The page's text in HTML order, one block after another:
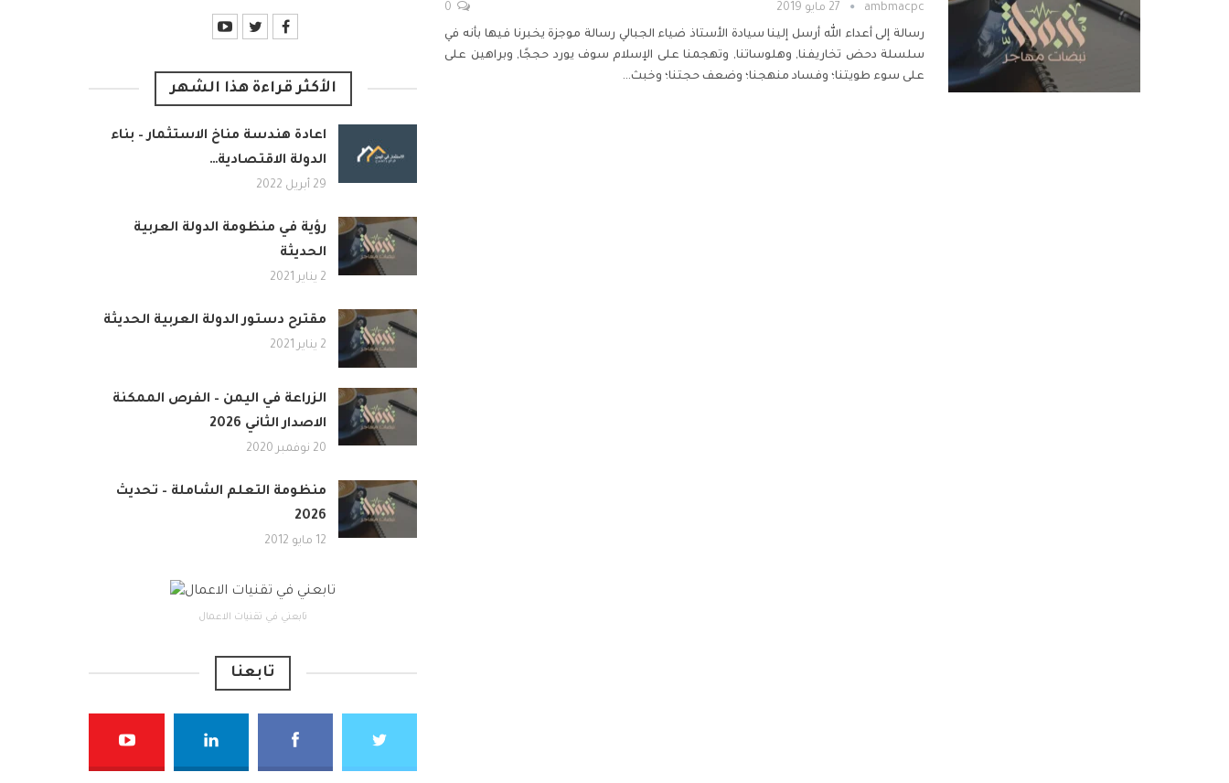
ambmacpc 27 مايو 2019
رسالة إلى أعداء الله أرسل إلينا سيادة الأستاذ ضياء الجبالي رسالة موجزة يخبرنا فيها بأنه في
سلسلة دحض تخاريفنا, وهلوساتنا, وتهجمنا على الإسلام سوف يورد حججًا, وبراهين على
على سوء طويتنا؛ وفساد منهجنا؛ وضعف حجتنا؛ وخبث…
الأكثر قراءة هذا الشهر
اعادة هندسة مناخ الاستثمار – بناء
الدولة الاقتصادية…
29 أبريل 2022
رؤية في منظومة الدولة العربية
الحديثة
2 يناير 2021
مقترح دستور الدولة العربية الحديثة
2 يناير 2021
الزراعة في اليمن – الفرص الممكنة
الاصدار الثاني 2026
20 نوفمبر 2020
منظومة التعلم الشاملة – تحديث
2026
12 مايو 2012
تابعني في تقنيات الاعمال
تابعنا